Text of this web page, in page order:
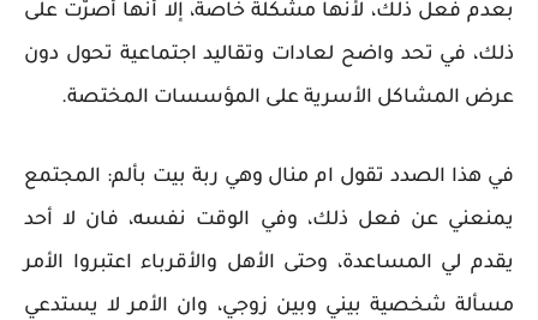
بعدم فعل ذلك، لأنها مشكلة خاصة، إلا أنها أصرّت على
ذلك، في تحد واضح لعادات وتقاليد اجتماعية تحول دون
عرض المشاكل الأسرية على المؤسسات المختصة.
في هذا الصدد تقول ام منال وهي ربة بيت بألم: المجتمع
يمنعني عن فعل ذلك، وفي الوقت نفسه، فان لا أحد
يقدم لي المساعدة، وحتى الأهل والأقرباء اعتبروا الأمر
مسألة شخصية بيني وبين زوجي، وان الأمر لا يستدعي